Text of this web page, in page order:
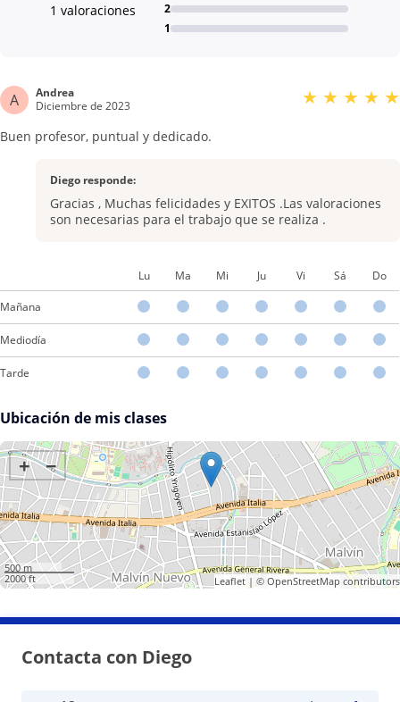
1 valoraciones
1
2
A
Andrea
Diciembre de 2023
★ ★ ★ ★ ★
Buen profesor, puntual y dedicado.
Diego responde:
Gracias , Muchas felicidades y EXITOS .Las valoraciones
son necesarias para el trabajo que se realiza .
Lu Ma Mi Ju Vi Sá Do
Mañana
Mediodía
Tarde
Ubicación de mis clases
+ −
500 m
2000 ft
Leaflet| © OpenStreetMap contributors
Contacta con Diego